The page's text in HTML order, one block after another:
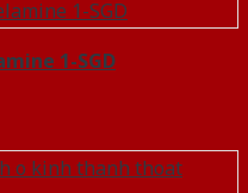
1-SGD